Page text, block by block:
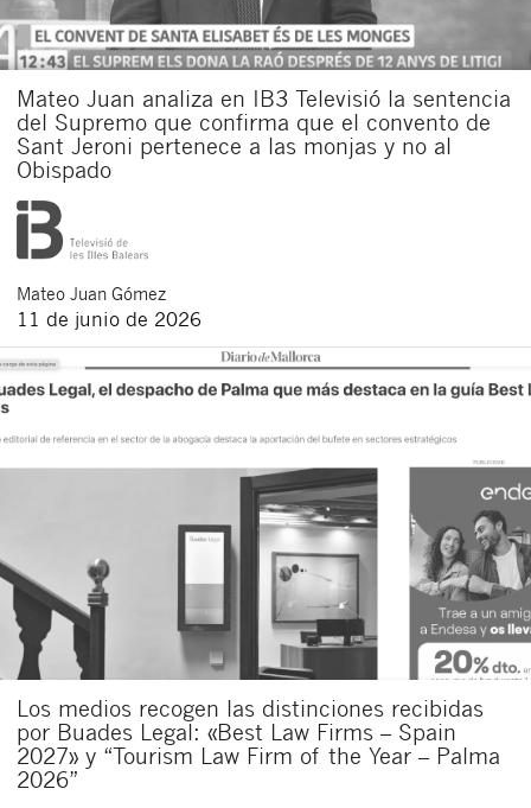
Mateo Juan analiza en IB3 Televisió la sentencia
del Supremo que confirma que el convento de
Sant Jeroni pertenece a las monjas y no al
Obispado
Mateo Juan Gómez
11 de junio de 2026
Los medios recogen las distinciones recibidas
por Buades Legal: «Best Law Firms – Spain
2027» y “Tourism Law Firm of the Year – Palma
2026”